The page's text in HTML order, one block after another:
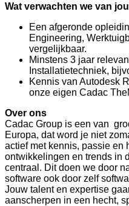
Wat verwachten we van
Een afgeronde
Engineering,
vergelijkbaar.
Minstens 3 jaar
Installatietechniek,
Kennis van Autodesk
onze eigen Cadac
Over ons
Cadac Group is een van
Europa, dat word je niet
actief met kennis, passie en
ontwikkelingen en trends in
centraal. Dit doen we door
software ook door zelf
Jouw talent en expertise
aanscherpen in een hecht,